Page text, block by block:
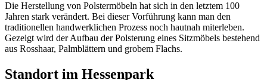
Die Herstellung von Polstermöbeln hat sich in den letztem 100
Jahren stark verändert. Bei dieser Vorführung kann man den
traditionellen handwerklichen Prozess noch hautnah miterleben.
Gezeigt wird der Aufbau der Polsterung eines Sitzmöbels bestehend
aus Rosshaar, Palmblättern und grobem Flachs.
Standort im Hessenpark